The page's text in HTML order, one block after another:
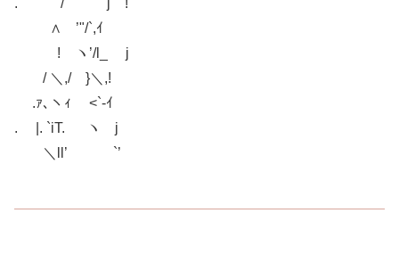
. / j !
∧ ’"/`,ｲ
! ヽ’/l_ j
/ ＼,/ }＼,!
.ｧ､ヽｨ <`-ｲ
. |. `iT. ヽ j
＼ll’ `’